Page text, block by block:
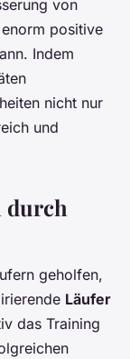
von
positive
Indem
nicht nur
und
durch
geholfen,
Läufer
das Training